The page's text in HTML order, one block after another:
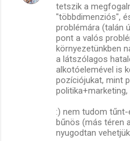
tetszik a
"többdimenziós",
problémára (talán
pont a valós
környezetünkben
a látszólagos
alkotóelemével is
pozíciójukat, mint
:) nem tudom
bűnös (más téren
nyugodtan